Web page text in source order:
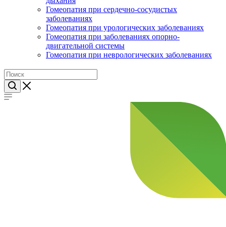
Гомеопатия при сердечно-сосудистых
заболеваниях
Гомеопатия при урологических заболеваниях
Гомеопатия при заболеваниях опорно-
двигательной системы
Гомеопатия при неврологических заболеваниях